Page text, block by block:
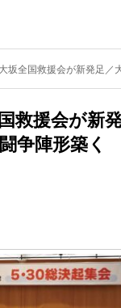
全国救援会が新発足／大坂控訴
救援会が新
争陣形築く